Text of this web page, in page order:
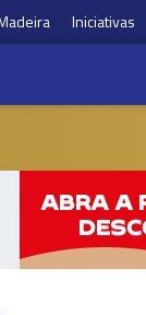
Iniciativas